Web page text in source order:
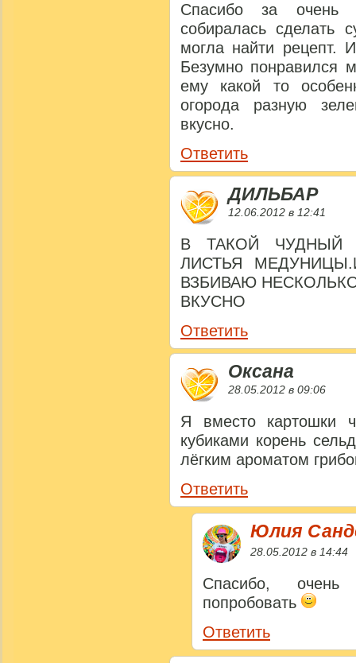
Спасибо за очень
собиралась сделать
могла найти рецепт.
Безумно понравился
ему какой то
огорода разную
вкусно.
Ответить
ДИЛЬБАР
12.06.2012 в 12:41
В ТАКОЙ ЧУДНЫЙ
ЛИСТЬЯ
ВЗБИВАЮ
ВКУСНО
Ответить
Оксана
28.05.2012 в 09:06
Я вместо картошки
кубиками корень
лёгким ароматом
Ответить
Юлия
28.05.2012 в 14:44
Спасибо, очень
попробовать
Ответить